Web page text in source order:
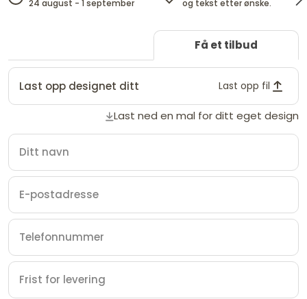
24 august - 1 september
og tekst etter ønske.
Få et tilbud
Last opp designet ditt Last opp fil
Last ned en mal for ditt eget design